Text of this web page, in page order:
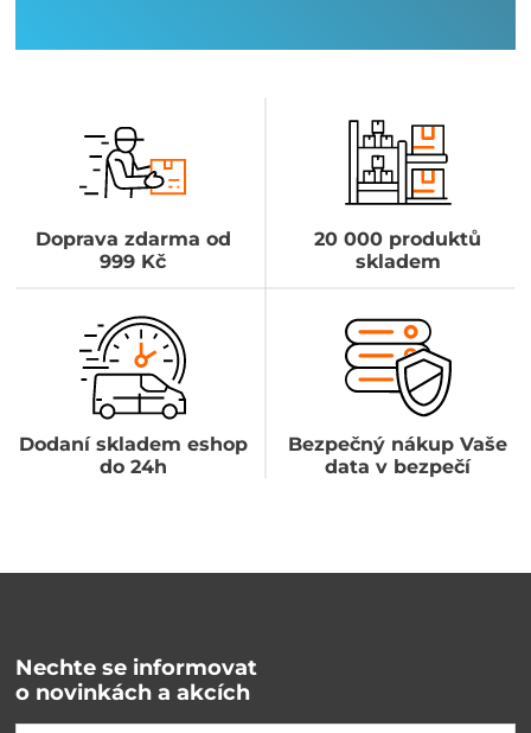
Doprava zdarma od
999 Kč
20 000 produktů
skladem
Dodaní skladem eshop
do 24h
Bezpečný nákup Vaše
data v bezpečí
Nechte se informovat
o novinkách a akcích